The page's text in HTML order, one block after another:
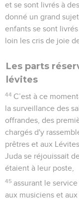
et se sont livrés à
donné un grand
enfants se sont
loin les cris de joie
Les parts
lévites
44 C’est à ce
la surveillance des
offrandes, des
chargés d'y
prêtres et aux
Juda se réjouissait
étaient à leur poste,
45 assurant le
aux musiciens et